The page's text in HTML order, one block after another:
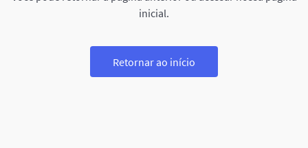
inicial.
Retornar ao início